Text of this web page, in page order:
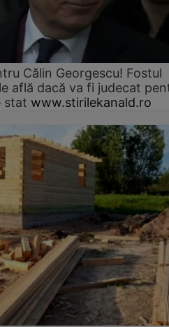
Călin Georgescu! Fostul
află dacă va fi judecat
stat www.stirilekanald.ro